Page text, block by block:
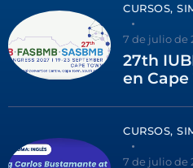
CURSOS,
7 de julio de
27th
en Cape
CURSOS,
7 de julio de